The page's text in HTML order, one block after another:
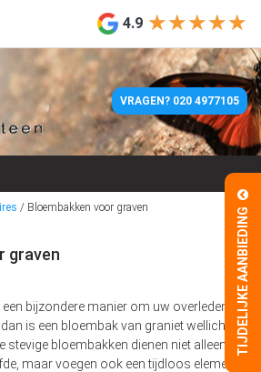
4.9 ★★★★★
★★★★★
VRAGEN? 020 4977105
/ Bloembakken voor graven
graven
bijzondere manier om uw overleden
is een bloembak van graniet wellicht de
stevige bloembakken dienen niet alleen als
maar voegen ook een tijdloos element
TIJDELIJKE AANBIEDING